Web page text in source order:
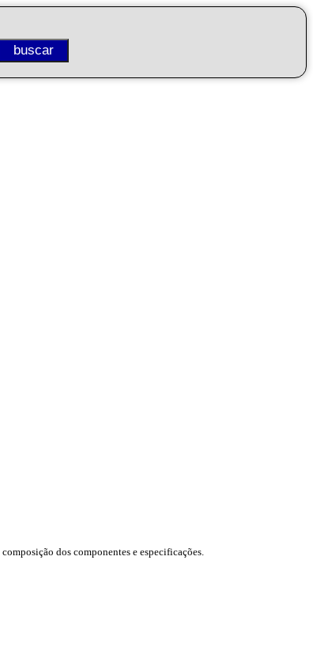
dos componentes e especificações.